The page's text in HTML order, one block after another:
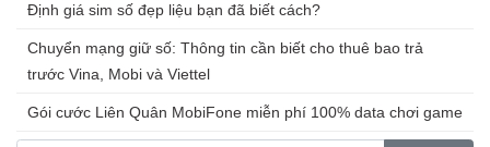
Định giá sim số đẹp liệu bạn đã biết cách?
Chuyển mạng giữ số: Thông tin cần biết cho thuê bao trả
trước Vina, Mobi và Viettel
Gói cước Liên Quân MobiFone miễn phí 100% data chơi game